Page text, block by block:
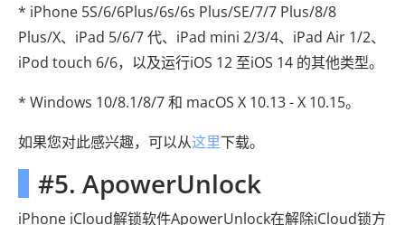
* iPhone 5S/6/6Plus/6s/6s Plus/SE/7/7 Plus/8/8
Plus/X、iPad 5/6/7 代、iPad mini 2/3/4、iPad Air 1/2、
iPod touch 6/6，以及运行iOS 12 至iOS 14 的其他类型。
* Windows 10/8.1/8/7 和 macOS X 10.13 - X 10.15。
如果您对此感兴趣，可以从这里下载。
#5. ApowerUnlock
iPhone iCloud解锁软件ApowerUnlock在解除iCloud锁方